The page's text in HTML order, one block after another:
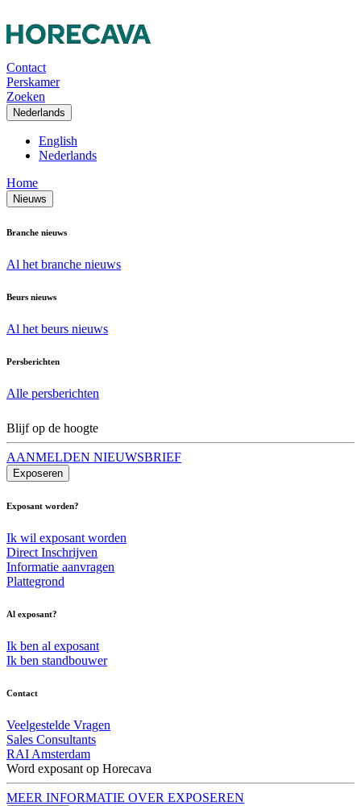
Contact
Perskamer
Zoeken
Nederlands
English
Nederlands
Home
Nieuws
Branche nieuws
Al het branche nieuws
Beurs nieuws
Al het beurs nieuws
Persberichten
Alle persberichten
Blijf op de hoogte
AANMELDEN NIEUWSBRIEF
Exposeren
Exposant worden?
Ik wil exposant worden
Direct Inschrijven
Informatie aanvragen
Plattegrond
Al exposant?
Ik ben al exposant
Ik ben standbouwer
Contact
Veelgestelde Vragen
Sales Consultants
RAI Amsterdam
Word exposant op Horecava
MEER INFORMATIE OVER EXPOSEREN